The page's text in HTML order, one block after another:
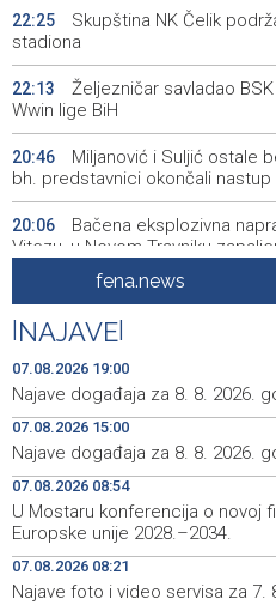
22:25
Skupština NK Čelik
stadiona
22:13
Željezničar savladao
Wwin lige BiH
20:46
Miljanović i Suljić ostale
bh. predstavnici okončali nastup
20:06
Bačena eksplozivna
Vitezu, u Novom Travniku
Galerija ULUPUBiH
predstavlja novi izlagački program
19:44 Faris Dževahirić novi
19:21 Announcement of
19:10
Rudari Milanovića
ponovo vratio u jamu
19:03
Sarajevo Film Festival
Kinoscope Surreal programs
19:00 Najave događaja za 8.
fena.news
NAJAVE
07.08.2026 19:00
Najave događaja za 8. 8. 2026.
07.08.2026 15:00
Najave događaja za 8. 8. 2026.
07.08.2026 08:54
U Mostaru konferencija o novoj
Europske unije 2028.–2034.
07.08.2026 08:21
Najave foto i video servisa za 7.